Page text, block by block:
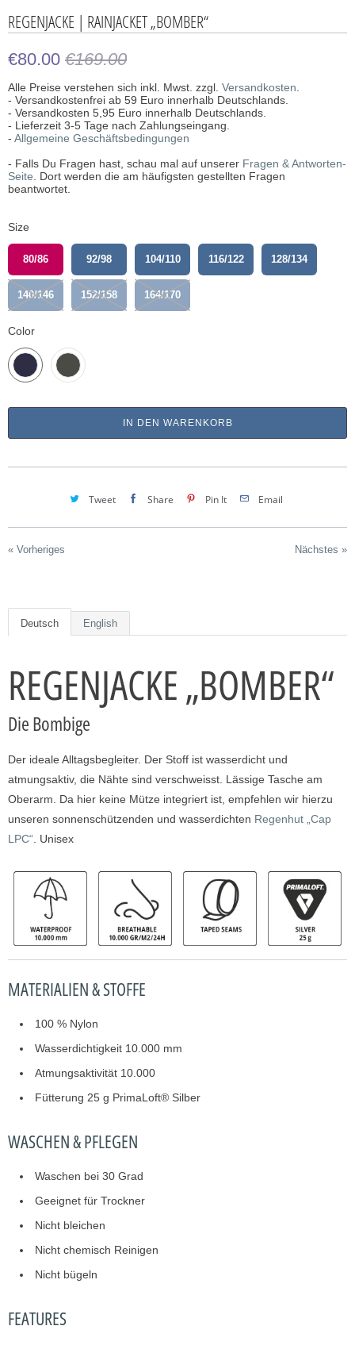
REGENJACKE | RAINJACKET „BOMBER“
€80.00 €169.00
Alle Preise verstehen sich inkl. Mwst. zzgl. Versandkosten.
- Versandkostenfrei ab 59 Euro innerhalb Deutschlands.
- Versandkosten 5,95 Euro innerhalb Deutschlands.
- Lieferzeit 3-5 Tage nach Zahlungseingang.
- Allgemeine Geschäftsbedingungen
- Falls Du Fragen hast, schau mal auf unserer Fragen & Antworten-
Seite. Dort werden die am häufigsten gestellten Fragen
beantwortet.
Size
80/86 92/98 104/110 116/122 128/134
140/146 152/158 164/170
Color
IN DEN WARENKORB
Tweet Share Pin It Email
Nächstes »
« Vorheriges
Deutsch English
REGENJACKE „BOMBER“
Die Bombige
Der ideale Alltagsbegleiter. Der Stoff ist wasserdicht und
atmungsaktiv, die Nähte sind verschweisst. Lässige Tasche am
Oberarm. Da hier keine Mütze integriert ist, empfehlen wir hierzu
unseren sonnenschützenden und wasserdichten Regenhut „Cap
LPC“ . Unisex
MATERIALIEN & STOFFE
100 % Nylon
Wasserdichtigkeit 10.000 mm
Atmungsaktivität 10.000
Fütterung 25 g PrimaLoft® Silber
WASCHEN & PFLEGEN
Waschen bei 30 Grad
Geeignet für Trockner
Nicht bleichen
Nicht chemisch Reinigen
Nicht bügeln
FEATURES